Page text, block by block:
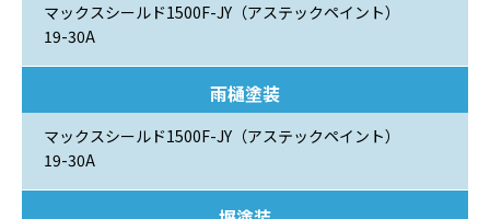
マックスシールド1500F-JY（アステックペイント）
19-30A
雨樋塗装
マックスシールド1500F-JY（アステックペイント）
19-30A